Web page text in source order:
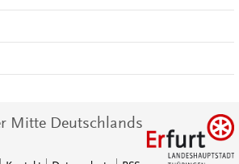
Mitte Deutschlands